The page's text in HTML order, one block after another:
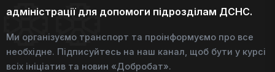
адміністрації для допомоги підрозділам ДСНС.
Ми організуємо транспорт та проінформуємо про все
необхідне. Підписуйтесь на наш канал, щоб бути у курсі
всіх ініціатив та новин «Добробат».